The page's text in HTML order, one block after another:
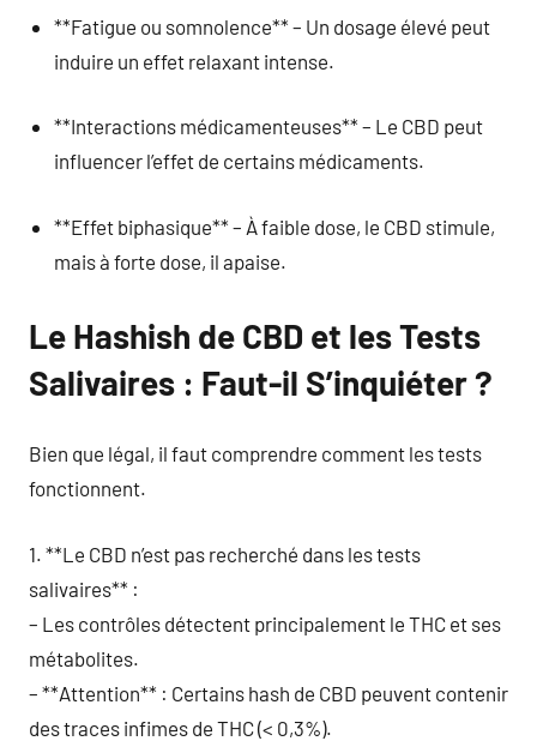
**Fatigue ou somnolence** – Un dosage élevé peut
induire un effet relaxant intense.
**Interactions médicamenteuses** – Le CBD peut
influencer l’effet de certains médicaments.
**Effet biphasique** – À faible dose, le CBD stimule,
mais à forte dose, il apaise.
Le Hashish de CBD et les Tests
Salivaires : Faut-il S’inquiéter ?
Bien que légal, il faut comprendre comment les tests
fonctionnent.
1. **Le CBD n’est pas recherché dans les tests
salivaires** :
– Les contrôles détectent principalement le THC et ses
métabolites.
– **Attention** : Certains hash de CBD peuvent contenir
des traces infimes de THC (< 0,3%).